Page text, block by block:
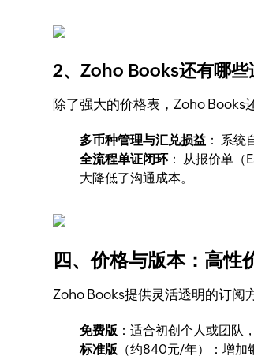
2、Zoho Books还有哪些
除了强大的价格表，Zoho Books
多币种管理与汇兑损益 ： 系
全流程单证闭环： 从报价单（
大降低了沟通成本。
四、价格与版本：高性
Zoho Books提供灵活透明的订阅
免费版 ：适合初创个人或团队
标准版 （约840元/年）：增加